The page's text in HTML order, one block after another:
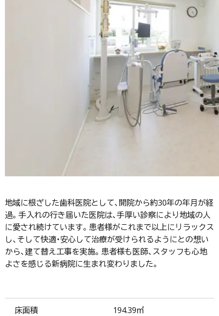
地域に根ざした歯科医院として、開院から約30年の年月が経
過。手入れの行き届いた医院は、手厚い診察により地域の人
に愛され続けています。患者様がこれまで以上にリラックス
し、そして快適・安心して治療が受けられるようにとの想い
から、建て替え工事を実施。患者様も医師、スタッフも心地
よさを感じる新病院に生まれ変わりました。
床面積 194.39㎡